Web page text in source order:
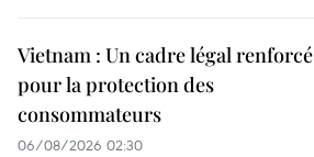
Vietnam : Un cadre légal renforcé
pour la protection des
consommateurs
06/08/2026 02:30